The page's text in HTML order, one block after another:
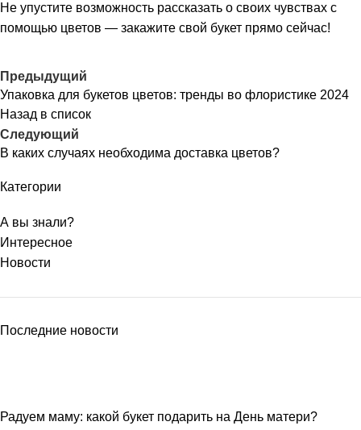
Не упустите возможность рассказать о своих чувствах с
помощью цветов — закажите свой букет прямо сейчас!
Предыдущий
Упаковка для букетов цветов: тренды во флористике 2024
Назад в список
Следующий
В каких случаях необходима доставка цветов?
Категории
А вы знали?
Интересное
Новости
Последние новости
Радуем маму: какой букет подарить на День матери?